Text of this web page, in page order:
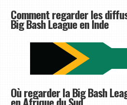
Comment regarder les
Big Bash League en Inde
Où regarder la Big Bash